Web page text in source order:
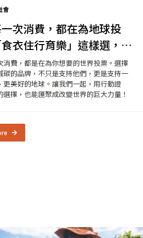
會
次消費，都在為地球投
衣住行育樂」這樣選，輕
球友善的永續生活家！
消費，都是在為你想要的世界投票。選擇
碳的品牌，不只是支持他們，更是支持一
更美好的地球。讓我們一起，用行動證
選擇，也能匯聚成改變世界的巨大力量！